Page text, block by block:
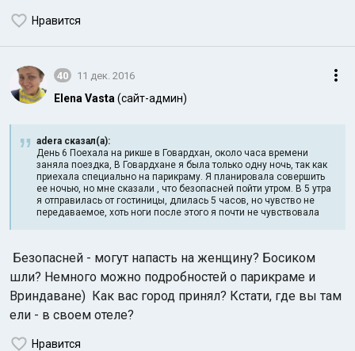
Нравится
40 11 дек. 2016
Elena Vasta (сайт-админ)
adera сказал(а):
День 6 Поехала на рикше в Говардхан, около часа времени
заняла поездка, В Говардхане я была только одну ночь, так как
приехала специально на парикраму. Я планировала совершить
ее ночью, но мне сказали , что безопасней пойти утром. В 5 утра
я отправилась от гостиницы, длилась 5 часов, но чувство не
передаваемое, хоть ноги после этого я почти не чувствовала
Безопасней - могут напасть на женщину? Босиком
шли? Немного можно подробностей о парикраме и
Вриндаване) Как вас город принял? Кстати, где вы там
ели - в своем отеле?
Нравится